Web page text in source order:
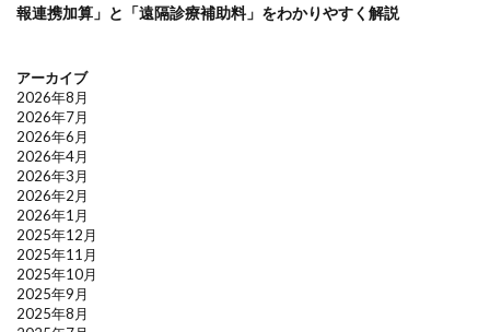
報連携加算」と「遠隔診療補助料」をわかりやすく解説
アーカイブ
2026年8月
2026年7月
2026年6月
2026年4月
2026年3月
2026年2月
2026年1月
2025年12月
2025年11月
2025年10月
2025年9月
2025年8月